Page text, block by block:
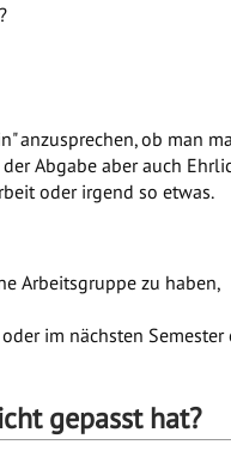
anzusprechen, ob man
Abgabe aber auch
oder irgend so etwas.
Arbeitsgruppe zu haben,
im nächsten Semester
gepasst hat?